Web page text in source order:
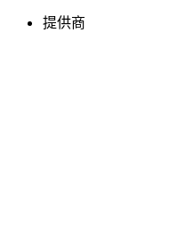
提供商